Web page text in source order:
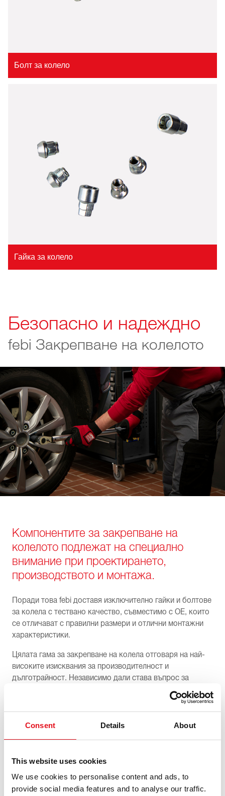
Consent Details About
This website uses cookies
We use cookies to personalise content and ads, to
provide social media features and to analyse our traffic.
Болт за колело
Гайка за колело
Безопасно и надеждно
febi Закрепване на колелото
Компонентите за закрепване на
колелото подлежат на специално
внимание при проектирането,
производството и монтажа.
Поради това febi доставя изключително гайки и болтове
за колела с тествано качество, съвместимо с OE, които
се отличават с правилни размери и отлични монтажни
характеристики.
Цялата гама за закрепване на колела отговаря на най-
високите изисквания за производителност и
дълготрайност. Независимо дали става въпрос за
алуминиеви или стоманени джанти, противокражни или
антикорозионни решения, febi bilstein винаги предлага
правилното закрепване на колелото.